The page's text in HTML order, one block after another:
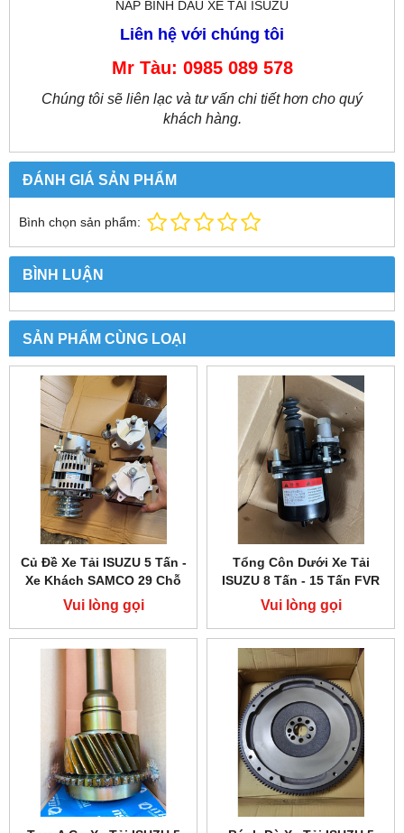
NẮP BÌNH DẦU XE TẢI ISUZU
Liên hệ với chúng tôi
Mr Tàu: 0985 089 578
Chúng tôi sẽ liên lạc và tư vấn chi tiết hơn cho quý
khách hàng.
ĐÁNH GIÁ SẢN PHẨM
Bình chọn sản phẩm:
BÌNH LUẬN
SẢN PHẨM CÙNG LOẠI
Củ Đề Xe Tải ISUZU 5 Tấn -
Xe Khách SAMCO 29 Chỗ
4HK1 5.2
Vui lòng gọi
Tổng Côn Dưới Xe Tải
ISUZU 8 Tấn - 15 Tấn FVR
FVM
Vui lòng gọi